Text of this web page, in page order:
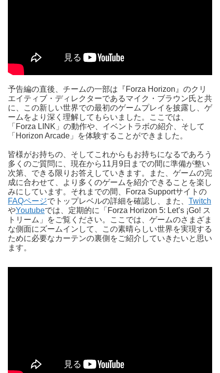
予告編の直後、チームの一部は『Forza Horizon』のクリ
エイティブ・ディレクターであるマイク・ブラウン氏と共
に、この新しい世界での最初のゲームプレイを披露し、ゲ
ームをより深く理解してもらいました。ここでは、
「Forza LINK」の動作や、イベントラボの紹介、そして
「Horizon Arcade」を体験することができました。
皆様がお持ちの、そしてこれからもお持ちになるであろう
多くのご質問に、現在から11月9日までの間に準備が整い
次第、できる限りお答えしていきます。また、ゲームの完
成に合わせて、より多くのゲームを紹介できることを楽し
みにしています。それまでの間、Forza Supportサイトの
FAQページでトップレベルの詳細を確認し、また、 Twitch
やYoutubeでは、定期的に「Forza Horizon 5: Let’s ¡Go! ス
トリーム」をご覧ください。ここでは、ゲームのさまざま
な側面にズームインして、この素晴らしい世界を実現する
ために必要なカーテンの裏側をご紹介していきたいと思い
ます。